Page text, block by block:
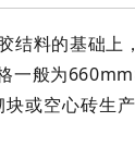
结料的基础上
一般为
或空心砖生